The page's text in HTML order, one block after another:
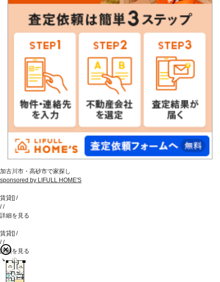
加古川市・高砂市で家探し
sponsored by LIFULL HOME'S
賃貸[] /
//
詳細を見る
賃貸[] /
//
詳細を見る